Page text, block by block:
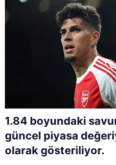
1.84 boyundaki
güncel piyasa
olarak gösteriliyor.